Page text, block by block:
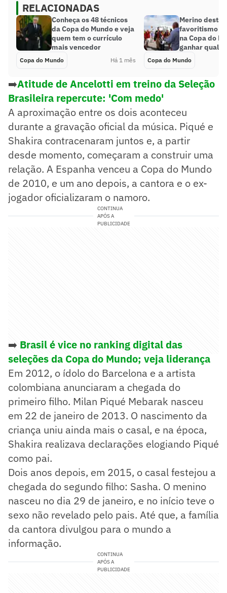
RELACIONADAS
Conheça os 48 técnicos
da Copa do Mundo e veja
quem tem o currículo
mais vencedor
Copa do Mundo Há 1 mês
Merino
favoritismo
na Copa do
ganhar
Copa do Mundo
➡️Atitude de Ancelotti em treino da Seleção
Brasileira repercute: 'Com medo'
A aproximação entre os dois aconteceu
durante a gravação oficial da música. Piqué e
Shakira contracenaram juntos e, a partir
desde momento, começaram a construir uma
relação. A Espanha venceu a Copa do Mundo
de 2010, e um ano depois, a cantora e o ex-
jogador oficializaram o namoro.
CONTINUA
APÓS A
PUBLICIDADE
➡️ Brasil é vice no ranking digital das
seleções da Copa do Mundo; veja liderança
Em 2012, o ídolo do Barcelona e a artista
colombiana anunciaram a chegada do
primeiro filho. Milan Piqué Mebarak nasceu
em 22 de janeiro de 2013. O nascimento da
criança uniu ainda mais o casal, e na época,
Shakira realizava declarações elogiando Piqué
como pai.
Dois anos depois, em 2015, o casal festejou a
chegada do segundo filho: Sasha. O menino
nasceu no dia 29 de janeiro, e no início teve o
sexo não revelado pelo pais. Até que, a família
da cantora divulgou para o mundo a
informação.
CONTINUA
APÓS A
PUBLICIDADE